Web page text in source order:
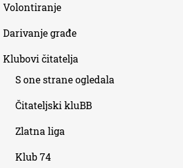
Volontiranje
Darivanje građe
Klubovi čitatelja
S one strane ogledala
Čitateljski kluBB
Zlatna liga
Klub 74